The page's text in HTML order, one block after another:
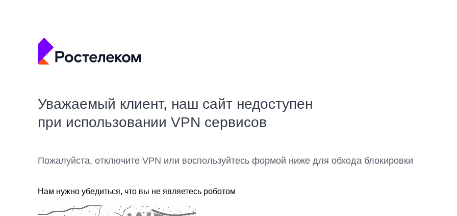
Уважаемый клиент, наш сайт недоступен
при использовании VPN сервисов
Пожалуйста, отключите VPN или воспользуйтесь формой ниже для обхода блокировки
Нам нужно убедиться, что вы не являетесь роботом